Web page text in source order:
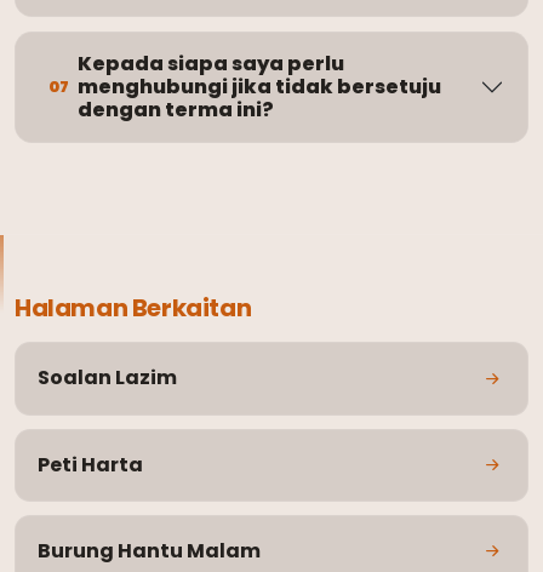
07
Kepada siapa saya perlu
menghubungi jika tidak bersetuju
dengan terma ini?
Halaman Berkaitan
Soalan Lazim
Peti Harta
Burung Hantu Malam